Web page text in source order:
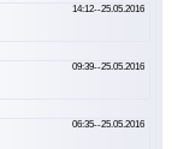
14:12--25.05.2016
09:39--25.05.2016
06:35--25.05.2016